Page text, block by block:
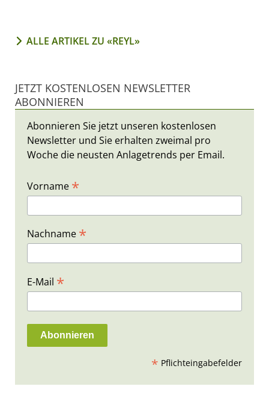
ALLE ARTIKEL ZU «REYL»
JETZT KOSTENLOSEN NEWSLETTER
ABONNIEREN
Abonnieren Sie jetzt unseren kostenlosen
Newsletter und Sie erhalten zweimal pro
Woche die neusten Anlagetrends per Email.
Vorname *
Nachname *
E-Mail *
* Pflichteingabefelder